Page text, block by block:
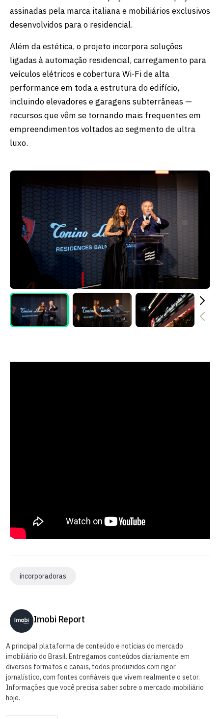
assinadas pela marca italiana e mobiliários exclusivos
desenvolvidos para o residencial.
Além da estética, o projeto incorpora soluções
ligadas à automação residencial, carregamento para
veículos elétricos e cobertura Wi-Fi de alta
performance em toda a estrutura do edifício,
incluindo elevadores e garagens subterrâneas —
recursos que vêm se tornando mais frequentes em
empreendimentos voltados ao segmento de ultra
luxo.
incorporadoras
Imobi Report
A principal plataforma de conteúdo e notícias do mercado
imobiliário do Brasil. Entregamos conteúdos diariamente em
diversos formatos e canais, todos produzidos com rigor
jornalístico, com fontes confiáveis que vivem realmente o setor.
Informações que você precisa saber sobre o mercado imobiliário
hoje.